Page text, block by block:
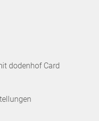
dodenhof Card